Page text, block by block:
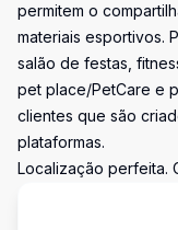
permitem o
materiais esportivos.
salão de festas,
pet place/PetCare e
clientes que são
plataformas.
Localização perfeita.